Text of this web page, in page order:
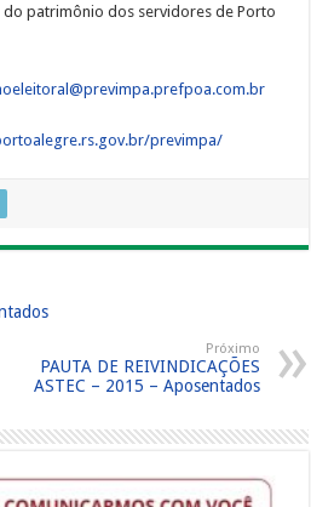
patrimônio dos servidores de Porto
previmpa/
Próximo
PAUTA DE REIVINDICAÇÕES
ASTEC – 2015 – Aposentados